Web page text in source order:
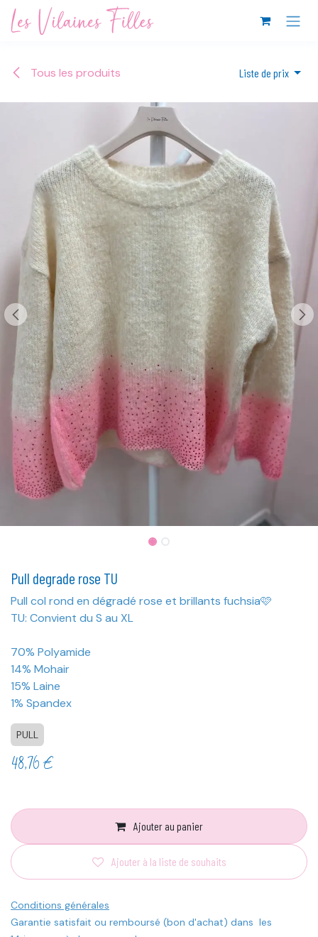
Se rendre au contenu
Tous les produits Liste de prix
Pull degrade rose TU
Pull col rond en dégradé rose et brillants fuchsia🩷
TU: Convient du S au XL
70% Polyamide
14% Mohair
15% Laine
1% Spandex
PULL
48,76€
Ajouter au panier
Ajouter à la liste de souhaits
Conditions générales
Garantie satisfait ou remboursé (bon d'achat) dans les